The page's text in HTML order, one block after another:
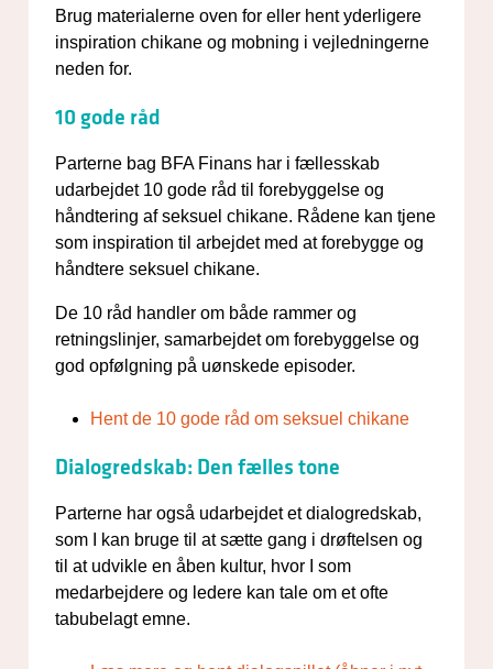
Brug materialerne oven for eller hent yderligere
inspiration chikane og mobning i vejledningerne
neden for.
10 gode råd
Parterne bag BFA Finans har i fællesskab
udarbejdet 10 gode råd til forebyggelse og
håndtering af seksuel chikane. Rådene kan tjene
som inspiration til arbejdet med at forebygge og
håndtere seksuel chikane.
De 10 råd handler om både rammer og
retningslinjer, samarbejdet om forebyggelse og
god opfølgning på uønskede episoder.
Hent de 10 gode råd om seksuel chikane
Dialogredskab: Den fælles tone
Parterne har også udarbejdet et dialogredskab,
som I kan bruge til at sætte gang i drøftelsen og
til at udvikle en åben kultur, hvor I som
medarbejdere og ledere kan tale om et ofte
tabubelagt emne.